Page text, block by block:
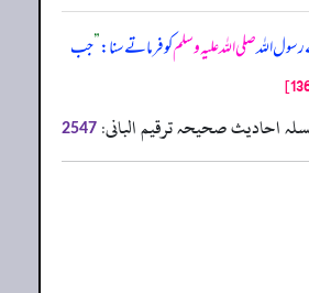
اللہصلی اللہ علیہ وسلمکو فرماتے سنا:”جب
احادیث صحیحہ ترقیم البانی: 2547